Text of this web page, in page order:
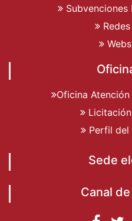
Subvenciones
Oficina
Perfil del
Sede
Canal